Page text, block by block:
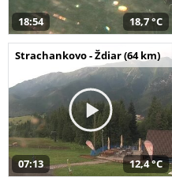
18:54 18,7 °C
Strachankovo - Ždiar (64 km)
07:13 12,4 °C